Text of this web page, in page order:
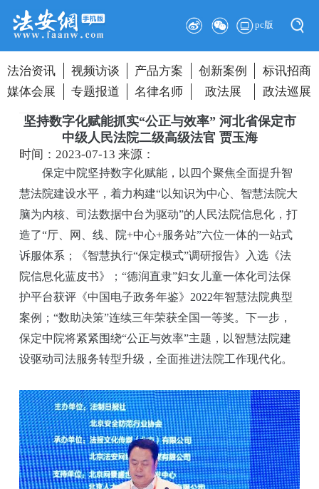
pc版
法治资讯 视频访谈 产品方案 创新案例
标讯招商
媒体会展
专题报道 名律名师 政法展 政法巡展
坚持数字化赋能抓实“公正与效率” 河北省保定市
中级人民法院二级高级法官 贾玉海
时间：2023-07-13来源：
保定中院坚持数字化赋能，以四个聚焦全面提升智
慧法院建设水平，着力构建“以知识为中心、智慧法院大
脑为内核、司法数据中台为驱动”的人民法院信息化，打
造了“厅、网、线、院+中心+服务站”六位一体的一站式
诉服体系；《智慧执行“保定模式”调研报告》入选《法
院信息化蓝皮书》；“德润直隶”妇女儿童一体化司法保
护平台获评《中国电子政务年鉴》2022年智慧法院典型
案例；“数助决策”连续三年荣获全国一等奖。下一步，
保定中院将紧紧围绕“公正与效率”主题，以智慧法院建
设驱动司法服务转型升级，全面推进法院工作现代化。